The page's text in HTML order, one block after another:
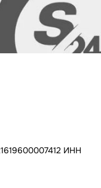
велосипеда, самоката,
ИНН